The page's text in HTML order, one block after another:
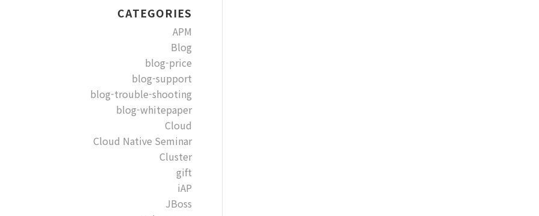
CATEGORIES
APM
Blog
blog-price
blog-support
blog-trouble-shooting
blog-whitepaper
Cloud
Cloud Native Seminar
Cluster
gift
iAP
JBoss